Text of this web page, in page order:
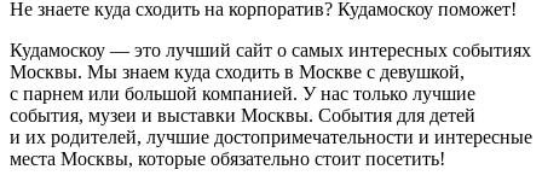
Не знаете куда сходить на корпоратив? Кудамоскоу поможет!
Кудамоскоу — это лучший сайт о самых интересных событиях
Москвы. Мы знаем куда сходить в Москве с девушкой,
с парнем или большой компанией. У нас только лучшие
события, музеи и выставки Москвы. События для детей
и их родителей, лучшие достопримечательности и интересные
места Москвы, которые обязательно стоит посетить!